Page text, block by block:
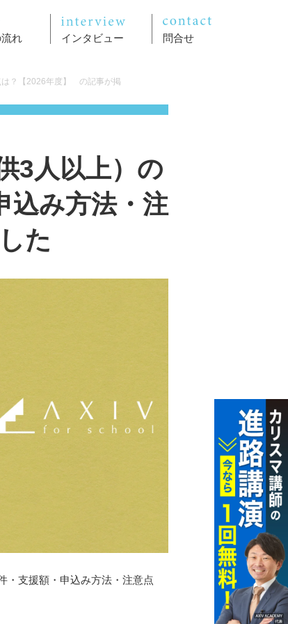
れ インタビュー 問合せ
は？【2026年度】 の記事が掲
3人以上）の
込み方法・注
た
・支援額・申込み方法・注意点